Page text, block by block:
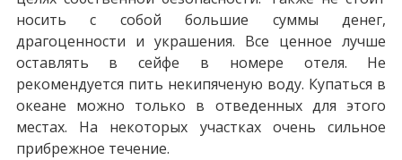
носить с собой большие суммы денег,
драгоценности и украшения. Все ценное лучше
оставлять в сейфе в номере отеля. Не
рекомендуется пить некипяченую воду. Купаться в
океане можно только в отведенных для этого
местах. На некоторых участках очень сильное
прибрежное течение.